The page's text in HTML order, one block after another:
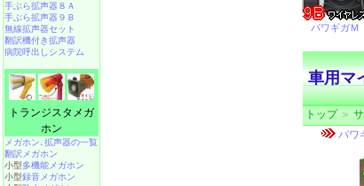
車用マ
トップ＞
手ぶら拡声器８Ａ
手ぶら拡声器９Ｂ
無線拡声器セット
翻訳機付き拡声器
病院呼出しシステム
トランジスタメガ
ホン
メガホン､拡声器の一覧
翻訳メガホン
小型多機能メガホン
小型録音メガホン